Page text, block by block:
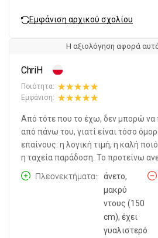
Εμφάνιση αρχικού σχολίου
Η αξιολόγηση αφορά
ChriH
Ποιότητα:
Εμφάνιση:
Από τότε που το έχω, δεν μπορώ να
από πάνω του, γιατί είναι τόσο
επαίνους: η λογική τιμή, η καλή
η ταχεία παράδοση. Το προτείνω
Πλεονεκτήματα:
άνετο,
μακρύ
ντους (150
cm), έχει
γυαλιστερό